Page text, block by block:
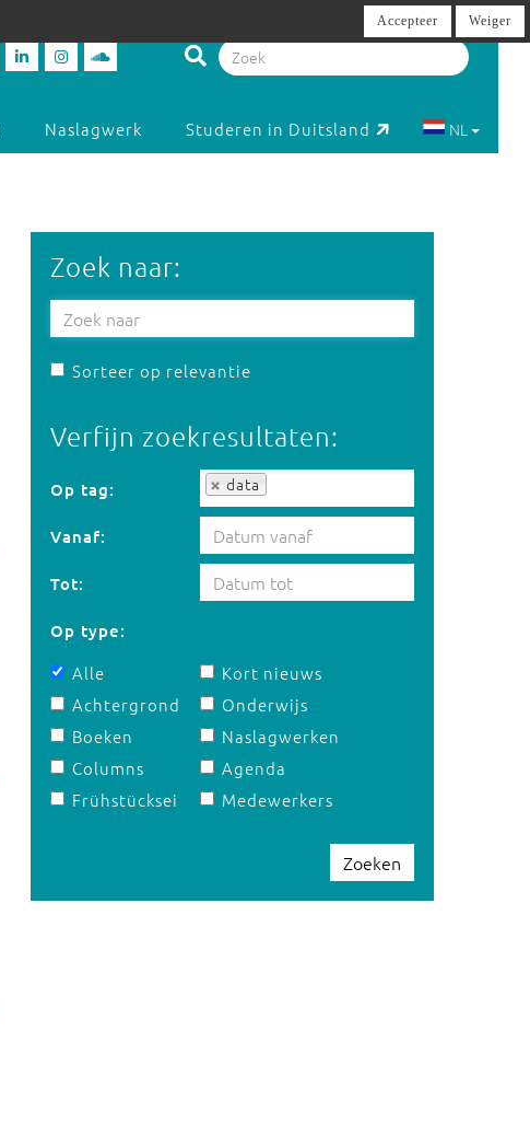
Naslagwerk Studeren in Duitsland NL
Zoek naar:
Sorteer op relevantie
Verfijn zoekresultaten:
Op tag: data
Op tag:
Vanaf:
Tot:
Op type:
Alle
Achtergrond
Boeken
Columns
Frühstücksei
Kort nieuws
Onderwijs
Naslagwerken
Agenda
Medewerkers
Zoeken
Accepteer Weiger